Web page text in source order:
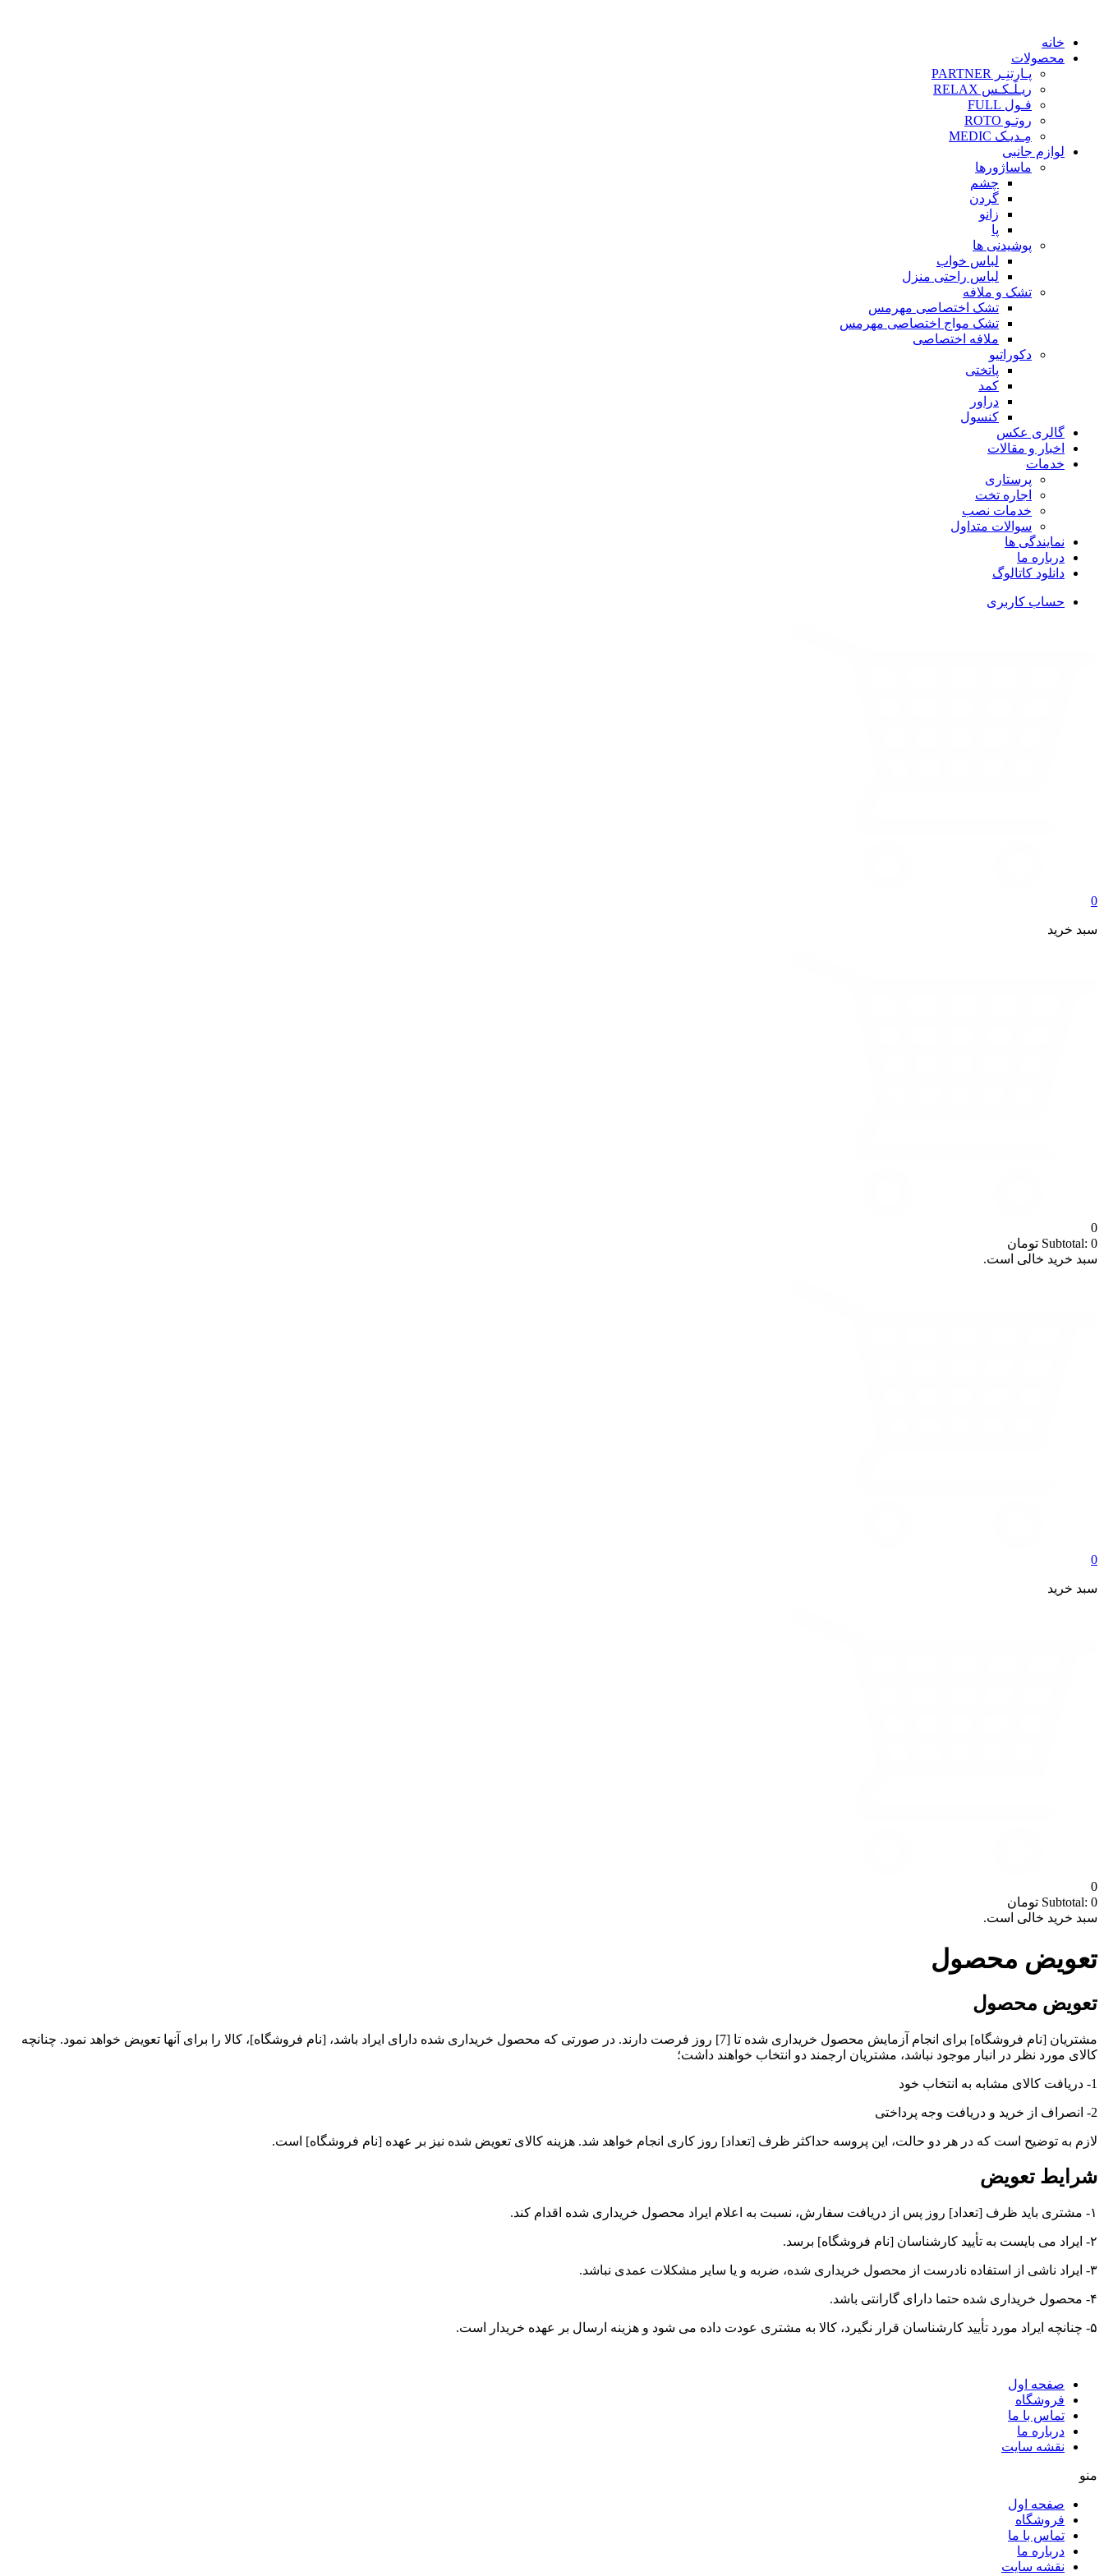
خانه
محصولات
پـارتنِـر PARTNER
ریـلَـکـس RELAX
فـول FULL
روتـو ROTO
مِـدیـک MEDIC
لوازم جانبی
ماساژورها
چشم
گردن
زانو
پا
پوشیدنی ها
لباس خواب
لباس راحتی منزل
تشک و ملافه
تشک اختصاصی مهرمس
تشک مواج اختصاصی مهرمس
ملافه اختصاصی
دکوراتیو
پاتختی
کمد
دراور
کنسول
گالری عکس
اخبار و مقالات
خدمات
پرستاری
اجاره تخت
خدمات نصب
سوالات متداول
نمایندگی ها
درباره ما
دانلود کاتالوگ
حساب کاربری
0
سبد خرید
0
Subtotal: 0
تومان
سبد خرید خالی است.
0
سبد خرید
0
Subtotal: 0
تومان
سبد خرید خالی است.
تعویض محصول
تعویض محصول
مشتریان [نام فروشگاه] برای انجام آزمایش محصول خریداری شده تا [7] روز فرصت دارند. در صورتی که محصول خریداری شده دارای ایراد باشد، [نام فروشگاه]، کالا را برای آنها تعویض خواهد نمود. چنانچه
کالای مورد نظر در انبار موجود نباشد، مشتریان ارجمند دو انتخاب خواهند داشت؛
1- دریافت کالای مشابه به انتخاب خود
2- انصراف از خرید و دریافت وجه پرداختی
لازم به توضیح است که در هر دو حالت، این پروسه حداکثر ظرف [تعداد] روز کاری انجام خواهد شد. هزینه کالای تعویض شده نیز بر عهده [نام فروشگاه] است.
شرایط تعویض
۱- مشتری باید ظرف [تعداد] روز پس از دریافت سفارش، نسبت به اعلام ایراد محصول خریداری شده اقدام کند.
۲- ایراد می بایست به تأیید کارشناسان [نام فروشگاه] برسد.
۳- ایراد ناشی از استفاده نادرست از محصول خریداری شده، ضربه و یا سایر مشکلات عمدی نباشد.
۴- محصول خریداری شده حتما دارای گارانتی باشد.
۵- چنانچه ایراد مورد تأیید کارشناسان قرار نگیرد، کالا به مشتری عودت داده می شود و هزینه ارسال بر عهده خریدار است.
صفحه اول
فروشگاه
تماس با ما
درباره ما
نقشه سایت
منو
صفحه اول
فروشگاه
تماس با ما
درباره ما
نقشه سایت